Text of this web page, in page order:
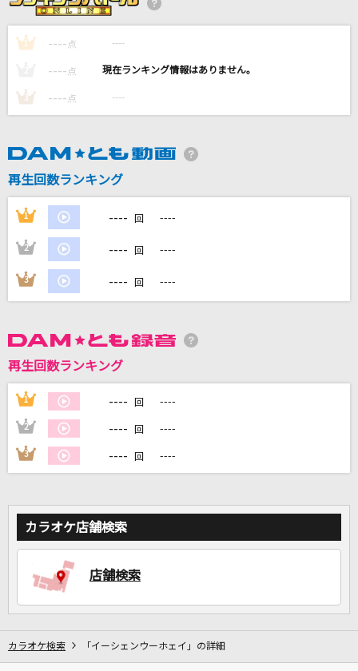
紺碧の空～早稲田大学応援歌～
大学校歌・応援歌
Ado
みきとP
不可思議のカルテ
桜島麻衣(CV:瀬戸麻沙美)、古賀朋絵(CV:東山奈央)、双葉理央(CV:種崎敦
(CV:水瀬いのり)
呪って呪って
secret arms
Ray
[生音]ミュージック・アワー
ポルノグラフィティ
DAMの新曲・ランキングなど
カラオケ最新情報をチェック！
DAMに会員登録・ログインして
カラオケをもっと楽しもう！
1 ---- 点 ----
---- 点 ----
3 ---- 点 ----
再生回数ランキング
1 ---- 回 ----
2 ---- 回 ----
3 ---- 回 ----
再生回数ランキング
1 ---- 回 ----
2 ---- 回 ----
3 ---- 回 ----
カラオケ店舗検索
店舗検索
カラオケ検索 「イーシェンウーホェイ」の詳細